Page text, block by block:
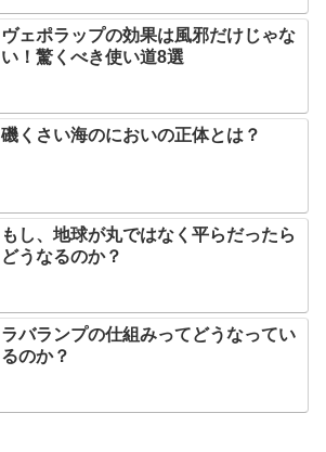
ヴェポラップの効果は風邪だけじゃな
い！驚くべき使い道8選
磯くさい海のにおいの正体とは？
もし、地球が丸ではなく平らだったら
どうなるのか？
ラバランプの仕組みってどうなってい
るのか？